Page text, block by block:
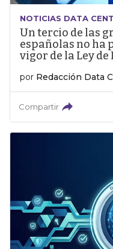
NOTICIAS DATA
Un tercio de las
españolas no ha
vigor de la Ley de
por Redacción Data
Compartir